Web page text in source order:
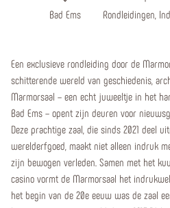
Bad Ems Rondleidingen,
Een exclusieve rondleiding door de
schitterende wereld van geschiedenis,
Marmorsaal – een echt juweeltje in het
Bad Ems – opent zijn deuren voor
Deze prachtige zaal, die sinds 2021 deel
werelderfgoed, maakt niet alleen indruk
zijn bewogen verleden. Samen met het
casino vormt de Marmorsaal het
het begin van de 20e eeuw was de zaal